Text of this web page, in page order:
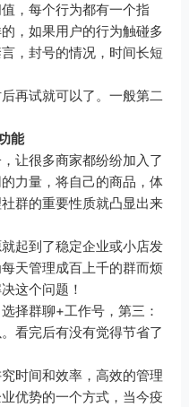
，每个行为都有一个指
，如果用户的行为触碰多
，封号的情况，时间长短
再试就可以了。一般第二
能
让很多商家都纷纷加入了
力量，将自己的商品，体
群的重要性质就凸显出来
起到了稳定企业或小店发
天管理成百上千的群而烦
这个问题！
择群聊+工作号，第三：
看完后有没有觉得节省了
时间和效率，高效的管理
优势的一个方式，当今疫